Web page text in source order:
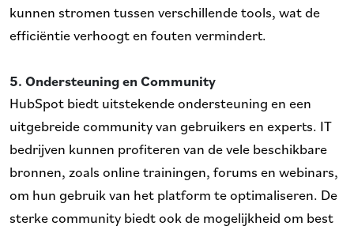
kunnen stromen tussen verschillende tools, wat de
efficiëntie verhoogt en fouten vermindert.
5. Ondersteuning en Community
HubSpot biedt uitstekende ondersteuning en een
uitgebreide community van gebruikers en experts. IT
bedrijven kunnen profiteren van de vele beschikbare
bronnen, zoals online trainingen, forums en webinars,
om hun gebruik van het platform te optimaliseren. De
sterke community biedt ook de mogelijkheid om best